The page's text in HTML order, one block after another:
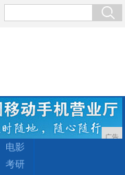
广告
电影
考研